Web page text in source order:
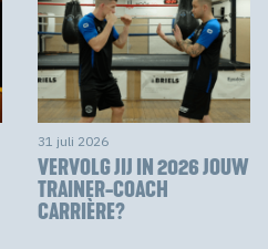
31 juli 2026
VERVOLG JIJ IN 2026 JOUW
TRAINER-COACH
CARRIÈRE?